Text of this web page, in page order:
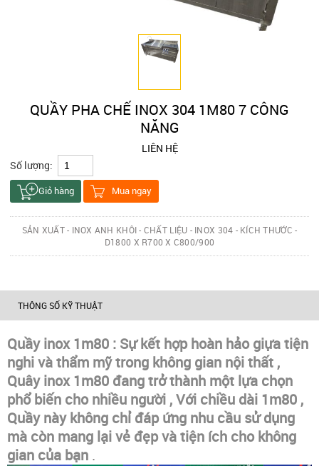
QUẦY PHA CHẾ INOX 304 1M80 7 CÔNG
NĂNG
LIÊN HỆ
Số lượng:
Giỏ hàng Mua ngay
SẢN XUẤT - INOX ANH KHÔI - CHẤT LIỆU - INOX 304 - KÍCH THƯỚC -
D1800 X R700 X C800/900
THÔNG SỐ KỸ THUẬT
Quầy inox 1m80 : Sự kết hợp hoàn hảo giựa tiện
nghi và thẩm mỹ trong không gian nội thất ,
Quây inox 1m80 đang trở thành một lựa chọn
phổ biến cho nhiều người , Với chiều dài 1m80 ,
Quầy này không chỉ đáp ứng nhu cầu sử dụng
mà còn mang lại vẻ đẹp và tiện ích cho không
gian của bạn .